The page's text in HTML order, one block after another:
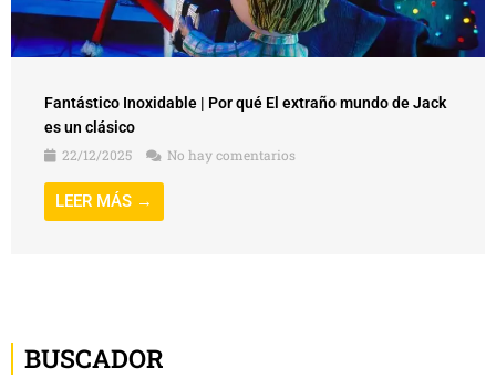
Fantástico Inoxidable | Por qué El extraño mundo de Jack
es un clásico
22/12/2025
No hay comentarios
LEER MÁS →
BUSCADOR